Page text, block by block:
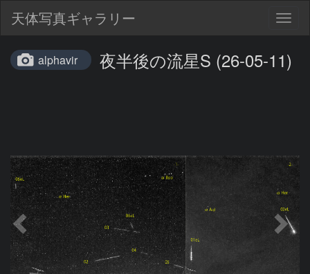
天体写真ギャラリー
alphavir 夜半後の流星S (26-05-11)